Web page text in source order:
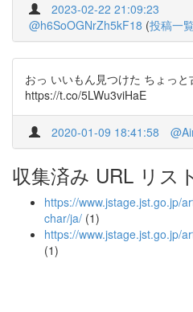
2023-02-22 21:09:23
@h6SoOGNrZh5kF18 (投稿一
おっ いいもん見つけた ちょっと
https://t.co/5LWu3viHaE
2020-01-09 18:41:58
収集済み URL リスト
https://www.jstage.jst.go.jp/
char/ja/ (1)
https://www.jstage.jst.go.jp/
(1)